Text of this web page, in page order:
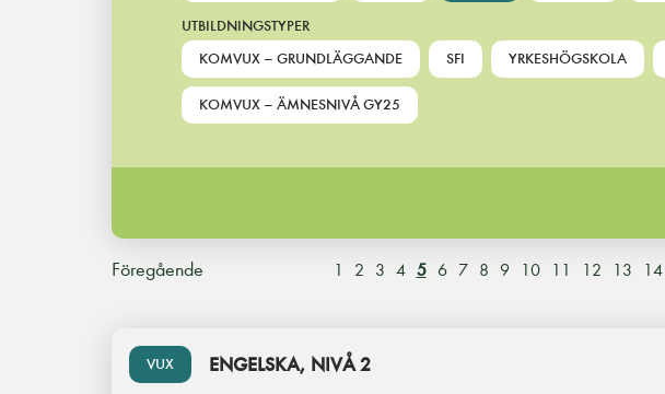
UTBILDNINGSTYPER
KOMVUX – GRUNDLÄGGANDE
SFI YRKESHÖGSKOLA
KOMVUX – ÄMNESNIVÅ GY25
Föregående 1 2 3 4 5 6 7 8 9 10 11 12 13 14
VUX ENGELSKA, NIVÅ 2